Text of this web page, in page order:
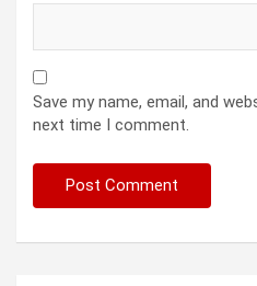
Save my name, email, and
next time I comment.